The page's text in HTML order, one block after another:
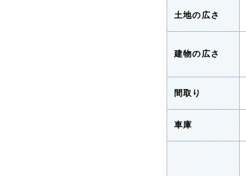
土地の広さ
建物の広さ
間取り
車庫